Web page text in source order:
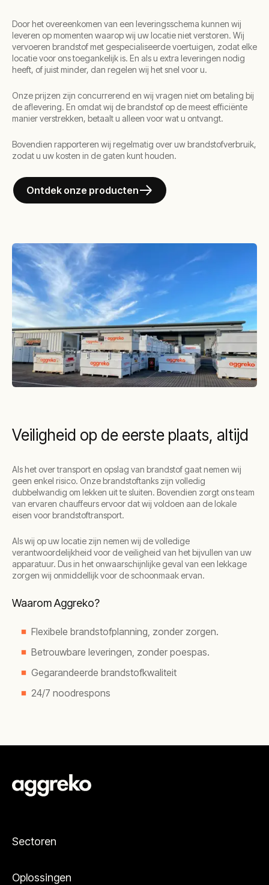
Door het overeenkomen van een leveringsschema kunnen wij
leveren op momenten waarop wij uw locatie niet verstoren. Wij
vervoeren brandstof met gespecialiseerde voertuigen, zodat elke
locatie voor ons toegankelijk is. En als u extra leveringen nodig
heeft, of juist minder, dan regelen wij het snel voor u.
Onze prijzen zijn concurrerend en wij vragen niet om betaling bij
de aflevering. En omdat wij de brandstof op de meest efficiënte
manier verstrekken, betaalt u alleen voor wat u ontvangt.
Bovendien rapporteren wij regelmatig over uw brandstofverbruik,
zodat u uw kosten in de gaten kunt houden.
Ontdek onze producten
Veiligheid op de eerste plaats, altijd
Als het over transport en opslag van brandstof gaat nemen wij
geen enkel risico. Onze brandstoftanks zijn volledig
dubbelwandig om lekken uit te sluiten. Bovendien zorgt ons team
van ervaren chauffeurs ervoor dat wij voldoen aan de lokale
eisen voor brandstoftransport.
Als wij op uw locatie zijn nemen wij de volledige
verantwoordelijkheid voor de veiligheid van het bijvullen van uw
apparatuur. Dus in het onwaarschijnlijke geval van een lekkage
zorgen wij onmiddellijk voor de schoonmaak ervan.
Waarom Aggreko?
Flexibele brandstofplanning, zonder zorgen.
Betrouwbare leveringen, zonder poespas.
Gegarandeerde brandstofkwaliteit
24/7 noodrespons
Sectoren
Oplossingen